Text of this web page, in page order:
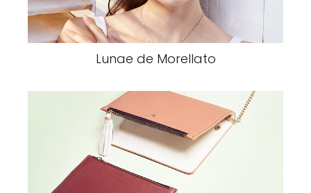
Lunae de Morellato